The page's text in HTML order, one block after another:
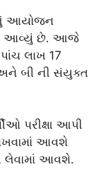
આયોજન
આવ્યું છે. આજે
લાખ 17
અને બી ની સંયુક્ત
પરીક્ષા આપી
આવશે
લેવામાં આવશે.